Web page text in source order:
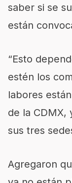
saber si se
están
“Esto
estén los
labores
de la CDMX,
sus tres
Agregaron